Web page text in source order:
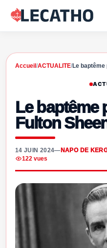
Accueil /ACTUALITE/Le
Le baptême
Fulton
14 JUIN 2024— NAPO DE
122 vues